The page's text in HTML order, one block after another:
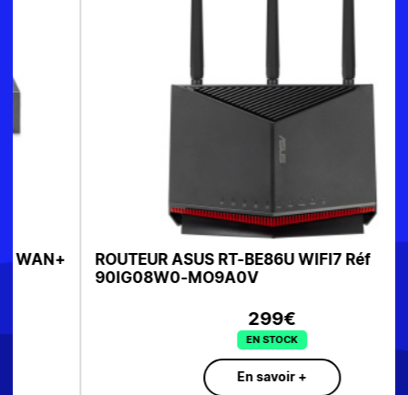
ROUTEUR ASUS RT-BE86U WIFI7 Réf
90IG08W0-MO9A0V
En savoir +